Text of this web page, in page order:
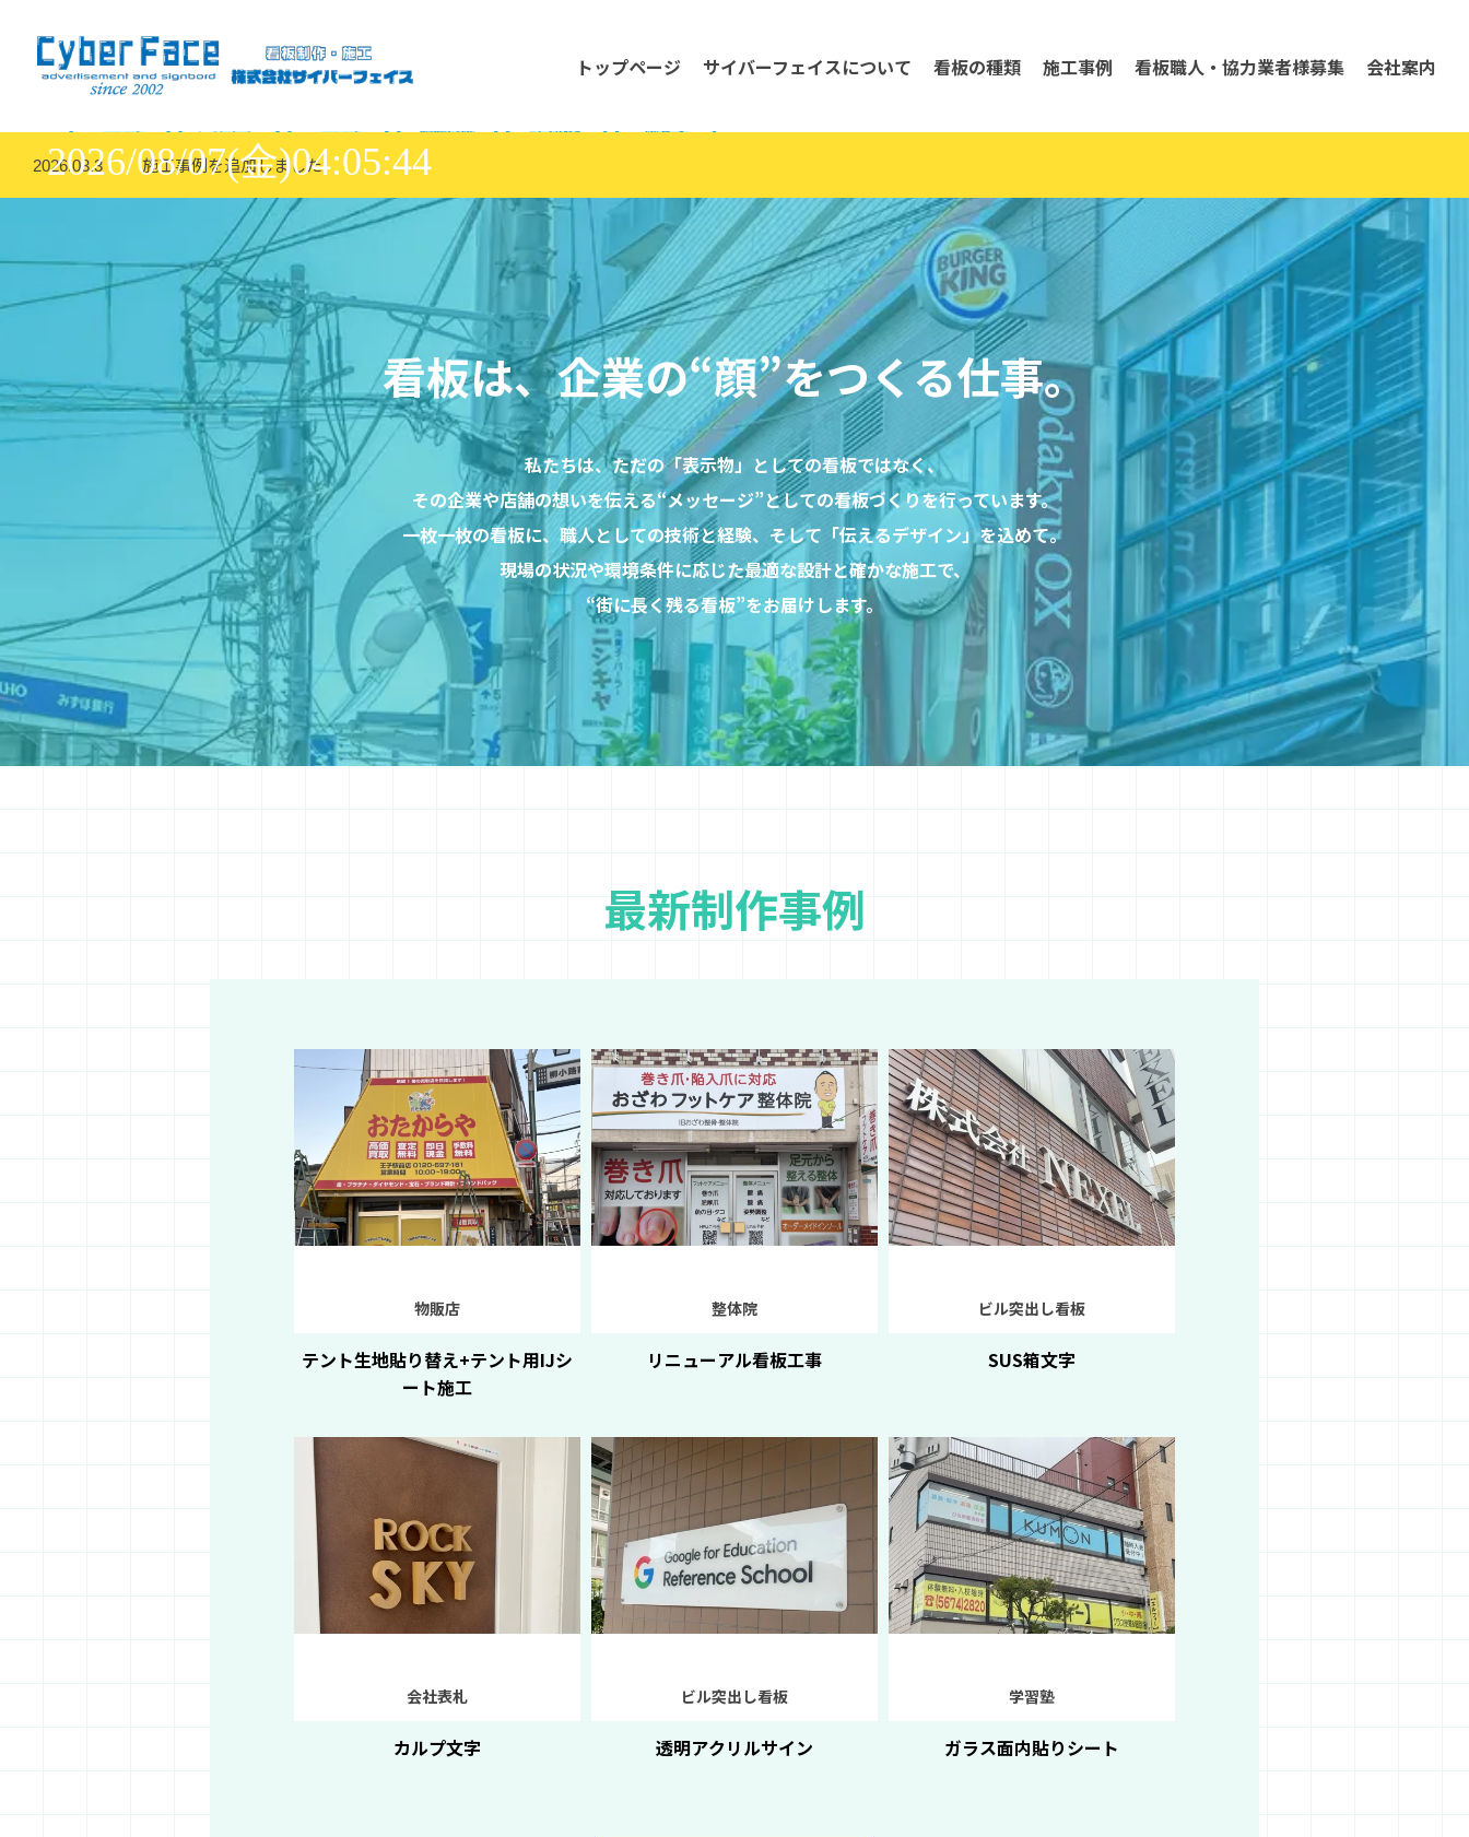
トップページ サイバーフェイスについて 看板の種類 施工事例 看板職人・協力業者様募集 会社案内
2026/08/07(金)04:05:46
2026.03.3 施工事例を追加しました
2026.02.25 ホームページをリニューアル致しました。
2025.12.16 看板職人さん募集中｜1人親方の方も大歓迎！
看板は、企業の“顔”をつくる仕事。
私たちは、ただの「表示物」としての看板ではなく、
その企業や店舗の想いを伝える“メッセージ”としての看板づくりを行っています。
一枚一枚の看板に、職人としての技術と経験、そして「伝えるデザイン」を込めて。
現場の状況や環境条件に応じた最適な設計と確かな施工で、
“街に長く残る看板”をお届けします。
最新制作事例
物販店
テント生地貼り替え+テント用IJシ
ート施工
整体院
リニューアル看板工事
ビル突出し看板
SUS箱文字
会社表札
カルプ文字
ビル突出し看板
透明アクリルサイン
学習塾
ガラス面内貼りシート